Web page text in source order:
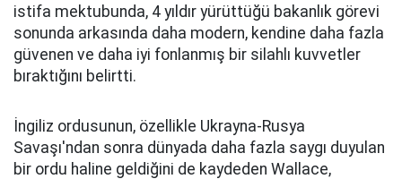
istifa mektubunda, 4 yıldır yürüttüğü bakanlık görevi
sonunda arkasında daha modern, kendine daha fazla
güvenen ve daha iyi fonlanmış bir silahlı kuvvetler
bıraktığını belirtti.
İngiliz ordusunun, özellikle Ukrayna-Rusya
Savaşı'ndan sonra dünyada daha fazla saygı duyulan
bir ordu haline geldiğini de kaydeden Wallace,